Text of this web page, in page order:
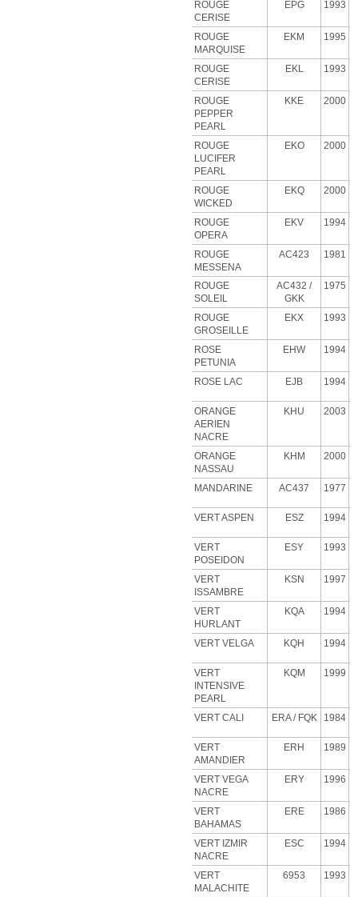
ROUGE
CERISE
EPG 1993
ROUGE
MARQUISE
EKM 1995
ROUGE
CERISE
EKL 1993
ROUGE
PEPPER
PEARL
KKE 2000
ROUGE
LUCIFER
PEARL
EKO 2000
ROUGE
WICKED
EKQ 2000
ROUGE
OPERA
EKV 1994
ROUGE
MESSENA
AC423 1981
ROUGE
SOLEIL
AC432 /
GKK
1975
ROUGE
GROSEILLE
EKX 1993
ROSE
PETUNIA
EHW 1994
ROSE LAC EJB 1994
ORANGE
AERIEN
NACRE
KHU 2003
ORANGE
NASSAU
KHM 2000
MANDARINE AC437 1977
VERT ASPEN ESZ 1994
VERT
POSEIDON
ESY 1993
VERT
ISSAMBRE
KSN 1997
VERT
HURLANT
KQA 1994
VERT VELGA KQH 1994
VERT
INTENSIVE
PEARL
KQM 1999
VERT CALI ERA/ FQK 1984
VERT
AMANDIER
ERH 1989
VERT VEGA
NACRE
ERY 1996
VERT
BAHAMAS
ERE 1986
VERT IZMIR
NACRE
ESC 1994
VERT
MALACHITE
6953 1993